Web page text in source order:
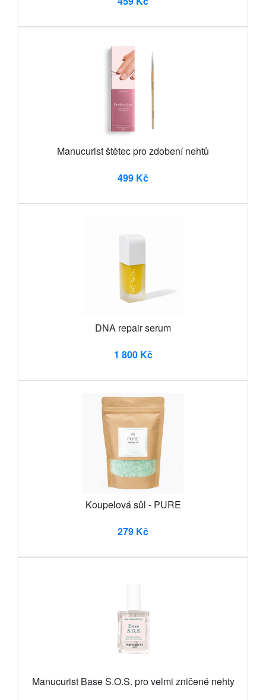
Manucurist štětec pro zdobení nehtů
499 Kč
DNA repair serum
1 800 Kč
Koupelová sůl - PURE
279 Kč
Manucurist Base S.O.S. pro velmi zničené nehty